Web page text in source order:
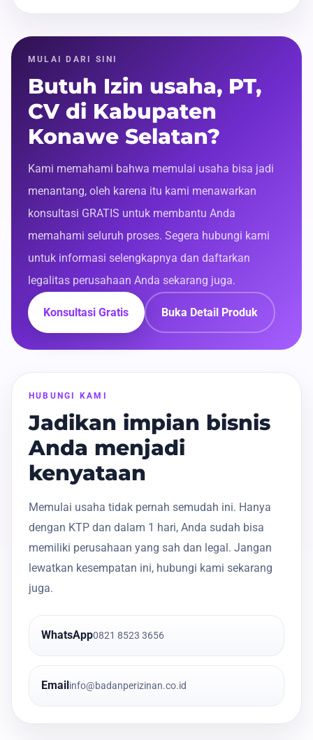
MULAI DARI SINI
Butuh Izin usaha, PT,
CV di Kabupaten
Konawe Selatan?
Kami memahami bahwa memulai usaha bisa jadi
menantang, oleh karena itu kami menawarkan
konsultasi GRATIS untuk membantu Anda
memahami seluruh proses. Segera hubungi kami
untuk informasi selengkapnya dan daftarkan
legalitas perusahaan Anda sekarang juga.
Konsultasi Gratis Buka Detail Produk
HUBUNGI KAMI
Jadikan impian bisnis
Anda menjadi
kenyataan
Memulai usaha tidak pernah semudah ini. Hanya
dengan KTP dan dalam 1 hari, Anda sudah bisa
memiliki perusahaan yang sah dan legal. Jangan
lewatkan kesempatan ini, hubungi kami sekarang
juga.
WhatsApp0821 8523 3656
Email info@badanperizinan.co.id